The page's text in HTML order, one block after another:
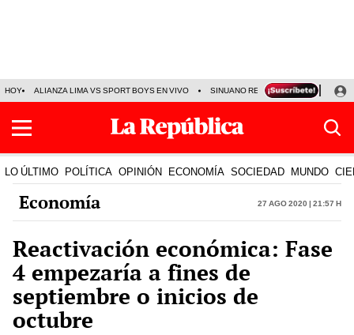
HOY ALIANZA LIMA VS SPORT BOYS EN VIVO SINUANO RESULTADOS HOY
LO ÚLTIMO POLÍTICA OPINIÓN ECONOMÍA SOCIEDAD MUNDO
Economía 27 Ago 2020 | 21:57 h
Reactivación económica: Fase
4 empezaría a fines de
septiembre o inicios de
octubre